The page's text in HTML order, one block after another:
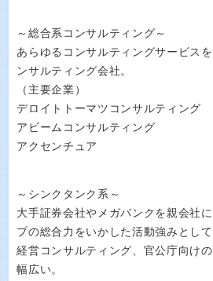
～総合系コンサルティング～
あらゆるコンサルティングサービス
ンサルティング会社。
（主要企業）
デロイトトーマツコンサルティング
アビームコンサルティング
アクセンチュア
～シンクタンク系～
大手証券会社やメガバンクを親会社
プの総合力をいかした活動強みとし
経営コンサルティング、官公庁向け
幅広い。